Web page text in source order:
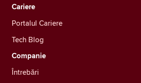
Cariere
Portalul Cariere
Tech Blog
Companie
Întrebări